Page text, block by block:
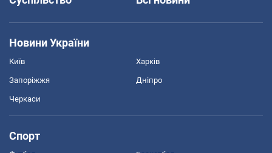
Новини України
Київ Харків
Запоріжжя Дніпро
Черкаси
Спорт